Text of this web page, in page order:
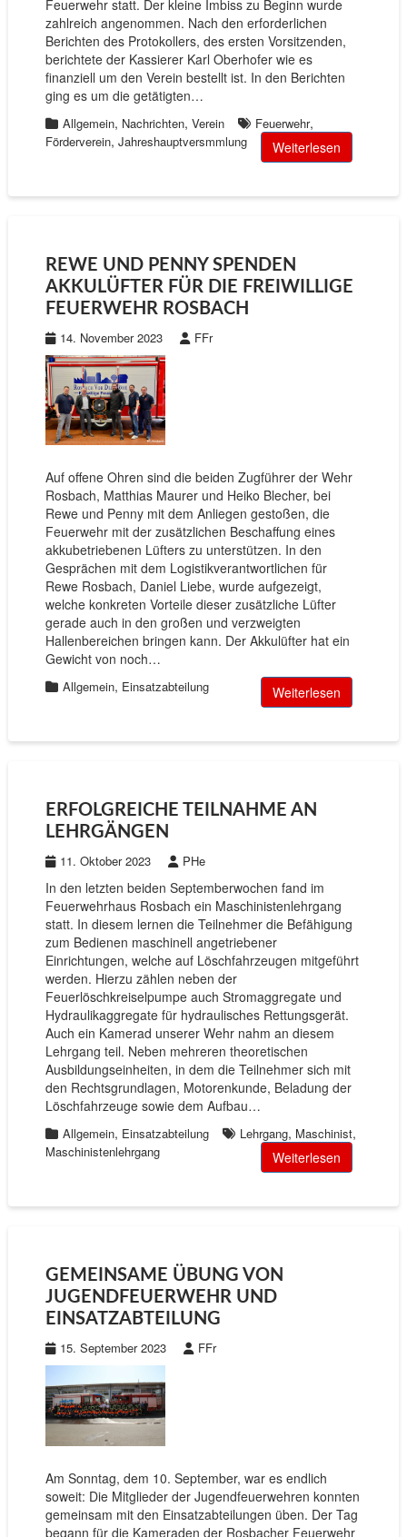
Feuerwehr statt. Der kleine Imbiss zu Beginn wurde
zahlreich angenommen. Nach den erforderlichen
Berichten des Protokollers, des ersten Vorsitzenden,
berichtete der Kassierer Karl Oberhofer wie es
finanziell um den Verein bestellt ist. In den Berichten
ging es um die getätigten…
Allgemein, Nachrichten, Verein Feuerwehr,
Förderverein, Jahreshauptversmmlung Weiterlesen
REWE UND PENNY SPENDEN
AKKULÜFTER FÜR DIE FREIWILLIGE
FEUERWEHR ROSBACH
14. November 2023 FFr
Auf offene Ohren sind die beiden Zugführer der Wehr
Rosbach, Matthias Maurer und Heiko Blecher, bei
Rewe und Penny mit dem Anliegen gestoßen, die
Feuerwehr mit der zusätzlichen Beschaffung eines
akkubetriebenen Lüfters zu unterstützen. In den
Gesprächen mit dem Logistikverantwortlichen für
Rewe Rosbach, Daniel Liebe, wurde aufgezeigt,
welche konkreten Vorteile dieser zusätzliche Lüfter
gerade auch in den großen und verzweigten
Hallenbereichen bringen kann. Der Akkulüfter hat ein
Gewicht von noch…
Allgemein, Einsatzabteilung Weiterlesen
ERFOLGREICHE TEILNAHME AN
LEHRGÄNGEN
11. Oktober 2023 PHe
In den letzten beiden Septemberwochen fand im
Feuerwehrhaus Rosbach ein Maschinistenlehrgang
statt. In diesem lernen die Teilnehmer die Befähigung
zum Bedienen maschinell angetriebener
Einrichtungen, welche auf Löschfahrzeugen mitgeführt
werden. Hierzu zählen neben der
Feuerlöschkreiselpumpe auch Stromaggregate und
Hydraulikaggregate für hydraulisches Rettungsgerät.
Auch ein Kamerad unserer Wehr nahm an diesem
Lehrgang teil. Neben mehreren theoretischen
Ausbildungseinheiten, in dem die Teilnehmer sich mit
den Rechtsgrundlagen, Motorenkunde, Beladung der
Löschfahrzeuge sowie dem Aufbau…
Allgemein, Einsatzabteilung Lehrgang, Maschinist,
Maschinistenlehrgang Weiterlesen
GEMEINSAME ÜBUNG VON
JUGENDFEUERWEHR UND
EINSATZABTEILUNG
15. September 2023 FFr
Am Sonntag, dem 10. September, war es endlich
soweit: Die Mitglieder der Jugendfeuerwehren konnten
gemeinsam mit den Einsatzabteilungen üben. Der Tag
begann für die Kameraden der Rosbacher Feuerwehr